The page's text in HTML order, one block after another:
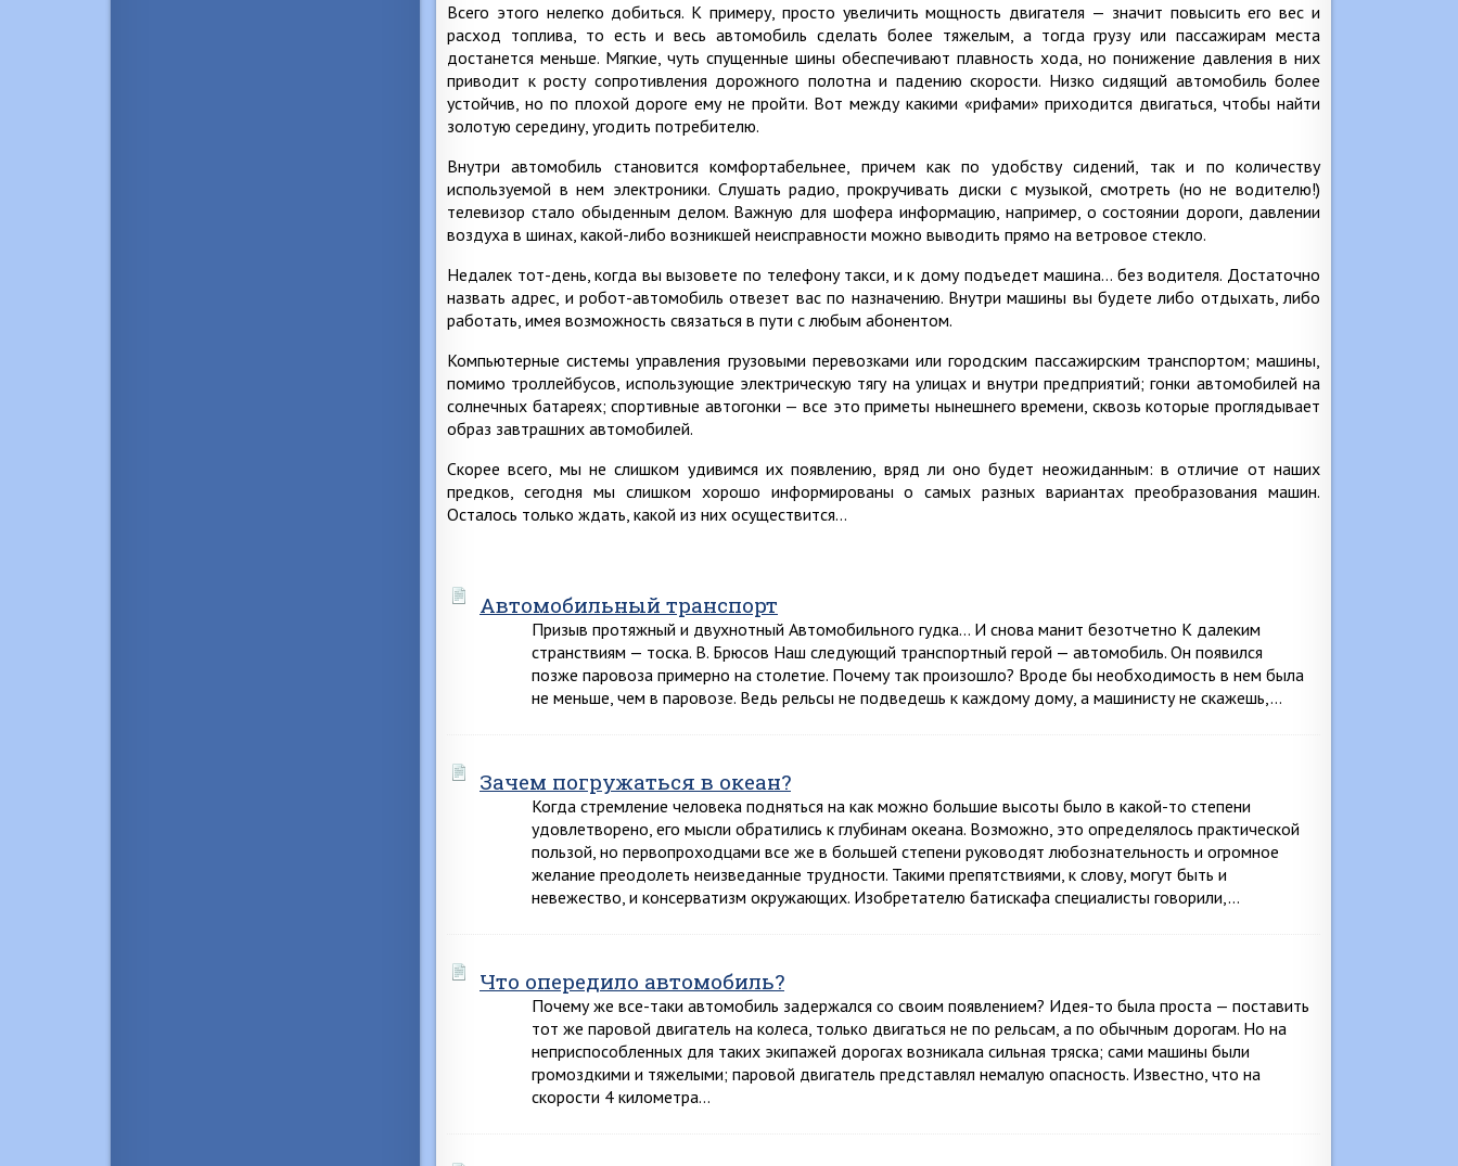
Всего этого нелегко добиться. К примеру, просто увеличить мощность двигателя — значит повысить его вес и
расход топлива, то есть и весь автомобиль сделать более тяжелым, а тогда грузу или пассажирам места
достанется меньше. Мягкие, чуть спущенные шины обеспечивают плавность хода, но понижение давления в них
приводит к росту сопротивления дорожного полотна и падению скорости. Низко сидящий автомобиль более
устойчив, но по плохой дороге ему не пройти. Вот между какими «рифами» приходится двигаться, чтобы найти
золотую середину, угодить потребителю.
Внутри автомобиль становится комфортабельнее, причем как по удобству сидений, так и по количеству
используемой в нем электроники. Слушать радио, прокручивать диски с музыкой, смотреть (но не водителю!)
телевизор стало обыденным делом. Важную для шофера информацию, например, о состоянии дороги, давлении
воздуха в шинах, какой-либо возникшей неисправности можно выводить прямо на ветровое стекло.
Недалек тот-день, когда вы вызовете по телефону такси, и к дому подъедет машина… без водителя. Достаточно
назвать адрес, и робот-автомобиль отвезет вас по назначению. Внутри машины вы будете либо отдыхать, либо
работать, имея возможность связаться в пути с любым абонентом.
Компьютерные системы управления грузовыми перевозками или городским пассажирским транспортом; машины,
помимо троллейбусов, использующие электрическую тягу на улицах и внутри предприятий; гонки автомобилей на
солнечных батареях; спортивные автогонки — все это приметы нынешнего времени, сквозь которые проглядывает
образ завтрашних автомобилей.
Скорее всего, мы не слишком удивимся их появлению, вряд ли оно будет неожиданным: в отличие от наших
предков, сегодня мы слишком хорошо информированы о самых разных вариантах преобразования машин.
Осталось только ждать, какой из них осуществится…
Автомобильный транспорт
Призыв протяжный и двухнотный Автомобильного гудка… И снова манит безотчетно К далеким
странствиям — тоска. В. Брюсов Наш следующий транспортный герой — автомобиль. Он появился
позже паровоза примерно на столетие. Почему так произошло? Вроде бы необходимость в нем была
не меньше, чем в паровозе. Ведь рельсы не подведешь к каждому дому, а машинисту не скажешь,…
Зачем погружаться в океан?
Когда стремление человека подняться на как можно большие высоты было в какой-то степени
удовлетворено, его мысли обратились к глубинам океана. Возможно, это определялось практической
пользой, но первопроходцами все же в большей степени руководят любознательность и огромное
желание преодолеть неизведанные трудности. Такими препятствиями, к слову, могут быть и
невежество, и консерватизм окружающих. Изобретателю батискафа специалисты говорили,…
Что опередило автомобиль?
Почему же все-таки автомобиль задержался со своим появлением? Идея-то была проста — поставить
тот же паровой двигатель на колеса, только двигаться не по рельсам, а по обычным дорогам. Но на
неприспособленных для таких экипажей дорогах возникала сильная тряска; сами машины были
громоздкими и тяжелыми; паровой двигатель представлял немалую опасность. Известно, что на
скорости 4 километра…